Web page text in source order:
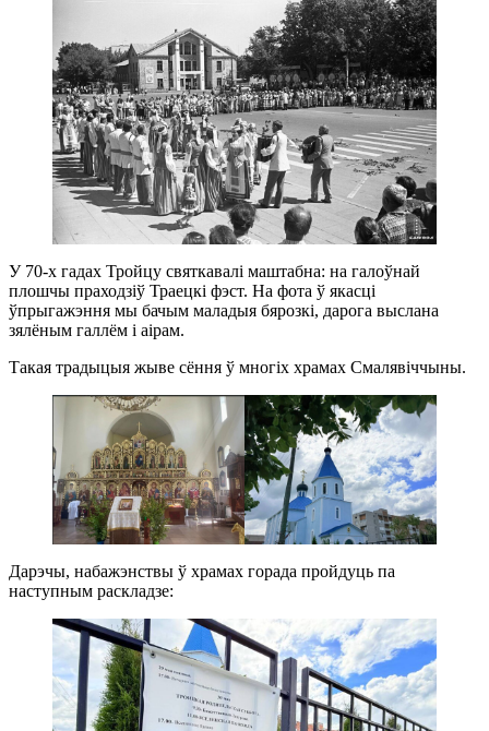
У 70-х гадах Тройцу святкавалі маштабна: на галоўнай
плошчы праходзіў Траецкі фэст. На фота ў якасці
ўпрыгажэння мы бачым маладыя бярозкі, дарога выслана
зялёным галлём і аірам.
Такая традыцыя жыве сёння ў многіх храмах Смалявіччыны.
Дарэчы, набажэнствы ў храмах горада пройдуць па
наступным раскладзе: